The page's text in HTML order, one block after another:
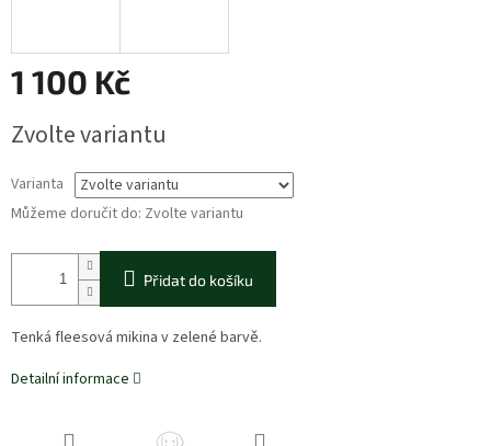
1 100 Kč
cena:
Zvolte variantu
Varianta
Můžeme doručit do: Zvolte variantu
Přidat do košíku
Tenká fleesová mikina v zelené barvě.
Detailní informace